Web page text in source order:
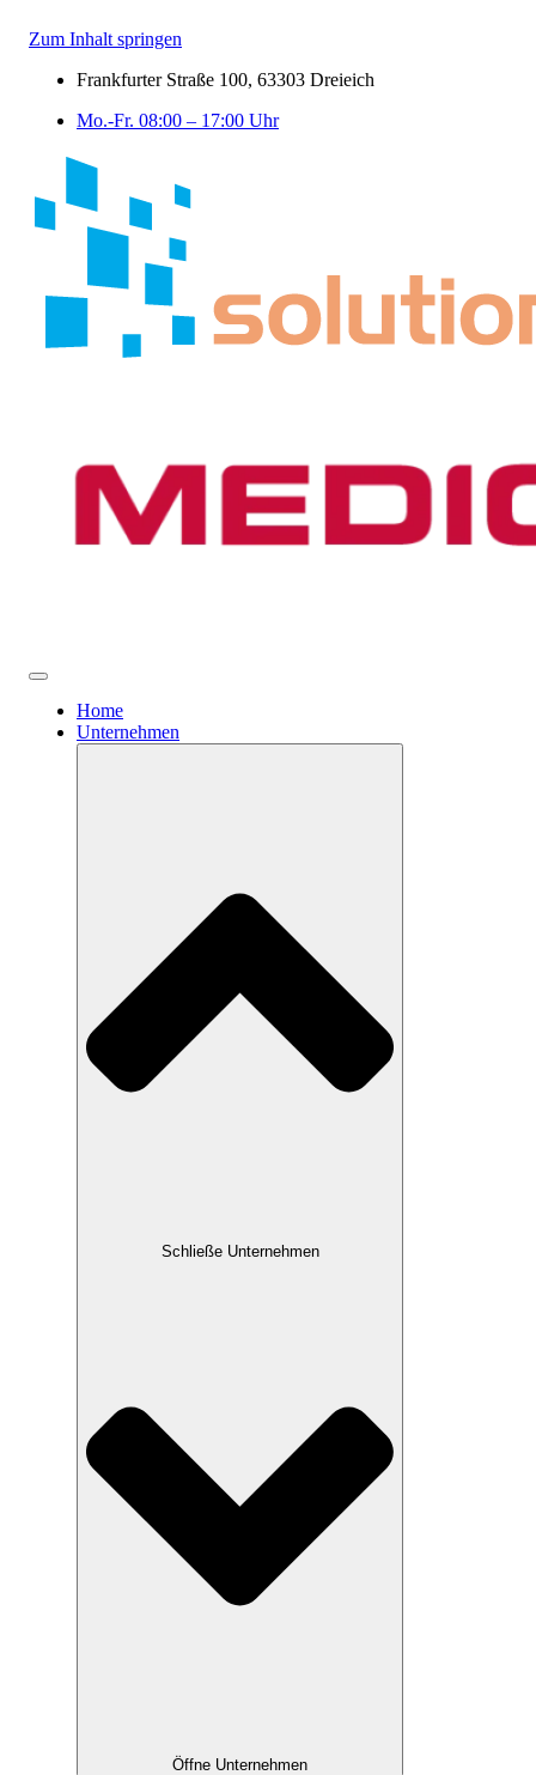
Zum Inhalt springen
Frankfurter Straße 100, 63303 Dreieich
Mo.-Fr. 08:00 – 17:00 Uhr
Home
Unternehmen
Schließe Unternehmen
Öffne Unternehmen